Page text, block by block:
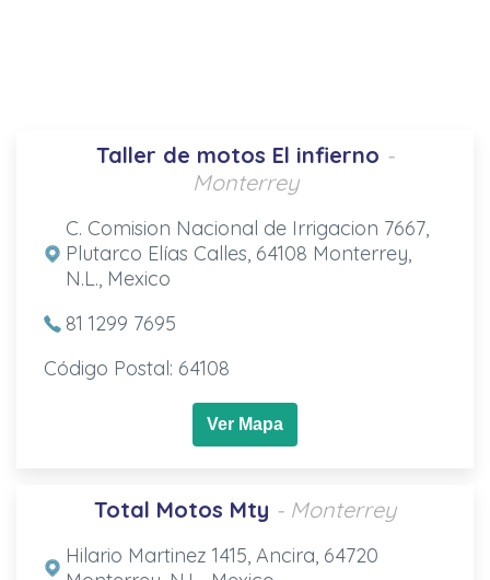
Taller de motos El infierno -
Monterrey
C. Comision Nacional de Irrigacion 7667,
Plutarco Elías Calles, 64108 Monterrey,
N.L., Mexico
81 1299 7695
Código Postal: 64108
Ver Mapa
Total Motos Mty - Monterrey
Hilario Martinez 1415, Ancira, 64720